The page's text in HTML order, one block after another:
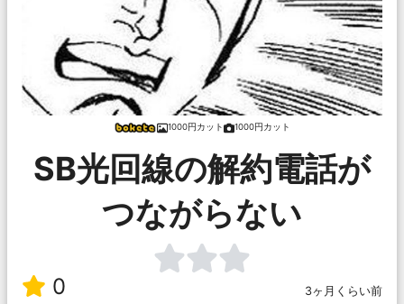
1000円カット 1000円カット
SB光回線の解約電話が
つながらない
0 3ヶ月くらい前